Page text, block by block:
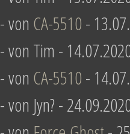
- von CA-5510-
- von Tim -
- von CA-5510-
- von Jyn? -